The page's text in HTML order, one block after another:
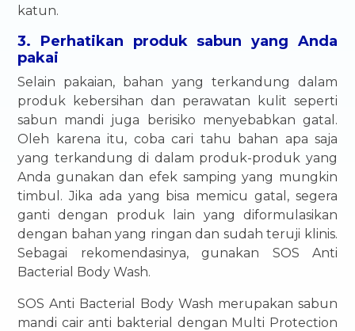
katun.
3. Perhatikan produk sabun yang Anda
pakai
Selain pakaian, bahan yang terkandung dalam
produk kebersihan dan perawatan kulit seperti
sabun mandi juga berisiko menyebabkan gatal.
Oleh karena itu, coba cari tahu bahan apa saja
yang terkandung di dalam produk-produk yang
Anda gunakan dan efek samping yang mungkin
timbul. Jika ada yang bisa memicu gatal, segera
ganti dengan produk lain yang diformulasikan
dengan bahan yang ringan dan sudah teruji klinis.
Sebagai rekomendasinya, gunakan SOS Anti
Bacterial Body Wash.
SOS Anti Bacterial Body Wash merupakan sabun
mandi cair anti bakterial dengan Multi Protection